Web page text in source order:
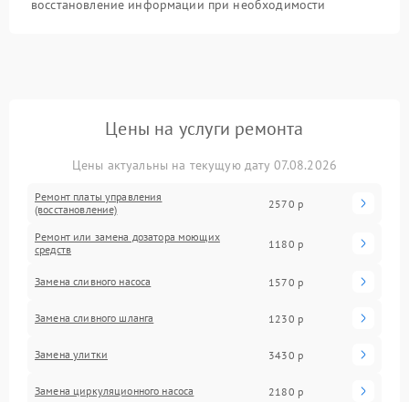
восстановление информации при необходимости
Цены на услуги ремонта
Цены актуальны на текущую дату 07.08.2026
Ремонт платы управления
(восстановление)
2570 р
Ремонт или замена дозатора моющих
средств
1180 р
Замена сливного насоса 1570 р
Замена сливного шланга 1230 р
Замена улитки 3430 р
Замена циркуляционного насоса 2180 р